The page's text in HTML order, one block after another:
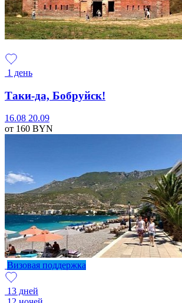
1 день
Таки-да, Бобруйск!
16.08 20.09
от 160 BYN
Визовая поддержка
13 дней